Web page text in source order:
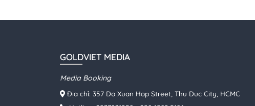
GOLDVIET MEDIA
Media Booking
Địa chỉ: 357 Do Xuan Hop Street, Thu Duc City, HCMC